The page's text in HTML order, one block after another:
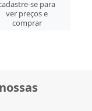
se para
ver preços e
comprar